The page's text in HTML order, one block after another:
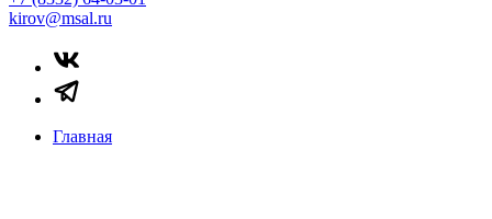
kirov@msal.ru
Главная